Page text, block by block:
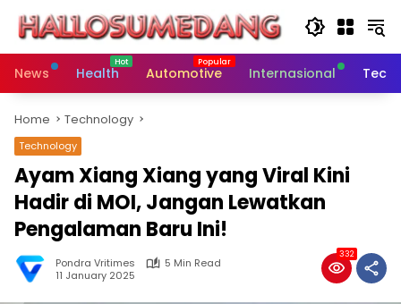
content
News
Health Automotive Internasional
Home Technology
Technology
Ayam Xiang Xiang yang Viral Kini
Hadir di MOI, Jangan Lewatkan
Pengalaman Baru Ini!
Pondra Vritimes
5 Min Read
11 January 2025
332